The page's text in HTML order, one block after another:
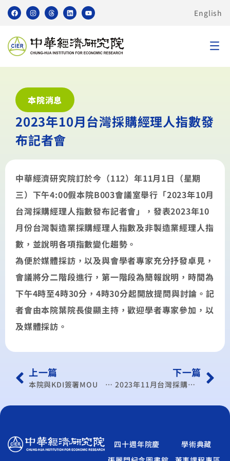
English
本院消息
2023年10月台灣採購經理人指數發
布記者會
中華經濟研究院訂於今（112）年11月1日（星期
三）下午4:00假本院B003會議室舉行「2023年10月
台灣採購經理人指數發布記者會」，發表2023年10
月份台灣製造業採購經理人指數及非製造業經理人指
數，並說明各項指數變化趨勢。
為便於媒體採訪，以及與會學者專家充分抒發卓見，
會議將分二階段進行，第一階段為簡報說明，時間為
下午4時至4時30分，4時30分起開放提問與討論。記
者會由本院葉院長俊顯主持，歡迎學者專家參加，以
及媒體採訪。
上一篇
本院與KDI簽署MOU 並參與淨零轉型研討會
下一篇
2023年11月台灣採購經理人指數發布記者會
四十週年院慶
學術典藏